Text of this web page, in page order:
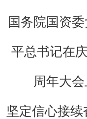
国务院国资
平总书记在
周年大
坚定信心接